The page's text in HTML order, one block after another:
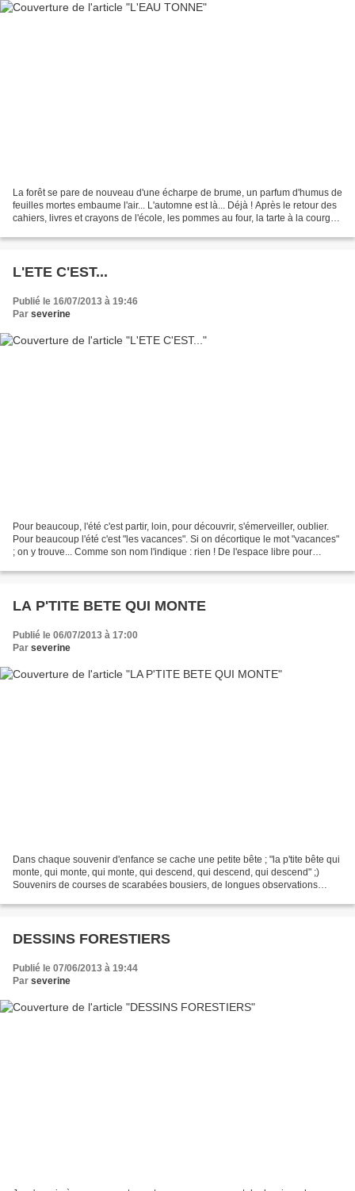
La forêt se pare de nouveau d'une écharpe de brume, un parfum d'humus de
feuilles mortes embaume l'air... L'automne est là... Déjà ! Après le retour des
cahiers, livres et crayons de l'école, les pommes au four, la tarte à la courge,
L'ETE C'EST...
Publié le 16/07/2013 à 19:46
Par severine
Pour beaucoup, l'été c'est partir, loin, pour découvrir, s'émerveiller, oublier.
Pour beaucoup l'été c'est "les vacances". Si on décortique le mot "vacances"
; on y trouve... Comme son nom l'indique : rien ! De l'espace libre pour
LA P'TITE BETE QUI MONTE
Publié le 06/07/2013 à 17:00
Par severine
Dans chaque souvenir d'enfance se cache une petite bête ; "la p'tite bête qui
monte, qui monte, qui monte, qui descend, qui descend, qui descend" ;)
Souvenirs de courses de scarabées bousiers, de longues observations
DESSINS FORESTIERS
Publié le 07/06/2013 à 19:44
Par severine